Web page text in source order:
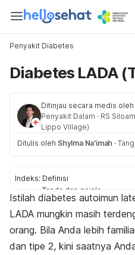
Penyakit Diabetes
Diabetes LADA
Ditinjau secara medis oleh
Penyakit Dalam · RS
Lippo Village)
Ditulis oleh Shylma Na'imah ·
Indeks: Definisi
Tanda dan gejala
Penyebab
Komplikasi
Pengobatan
Istilah diabetes autoimun
LADA mungkin masih
orang. Bila Anda lebih
dan tipe 2, kini saatnya